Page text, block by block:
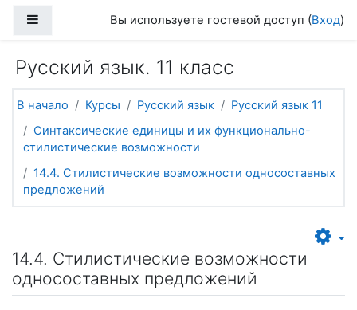
Боковая панельВы используете гостевой доступ (Вход)
Русский язык. 11 класс
В начало Курсы Русский язык
Русский язык 11
Синтаксические единицы и их функционально-
стилистические возможности
14.4. Стилистические возможности односоставных
предложений
14.4. Стилистические возможности
односоставных предложений